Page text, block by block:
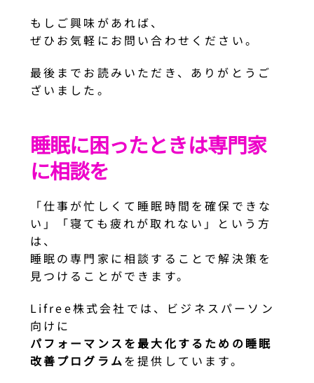
もしご興味があれば、
ぜひお気軽にお問い合わせください。
最後までお読みいただき、ありがとうご
ざいました。
睡眠に困ったときは専門家
に相談を
「仕事が忙しくて睡眠時間を確保できな
い」「寝ても疲れが取れない」という方
は、
睡眠の専門家に相談することで解決策を
見つけることができます。
Lifree株式会社では、ビジネスパーソン
向けに
パフォーマンスを最大化するための睡眠
改善プログラムを提供しています。